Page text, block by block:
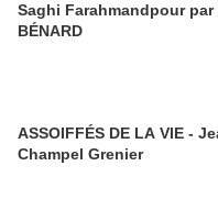
Saghi Farahmandpour par
BÉNARD
ASSOIFFÉS DE LA VIE -
Champel Grenier